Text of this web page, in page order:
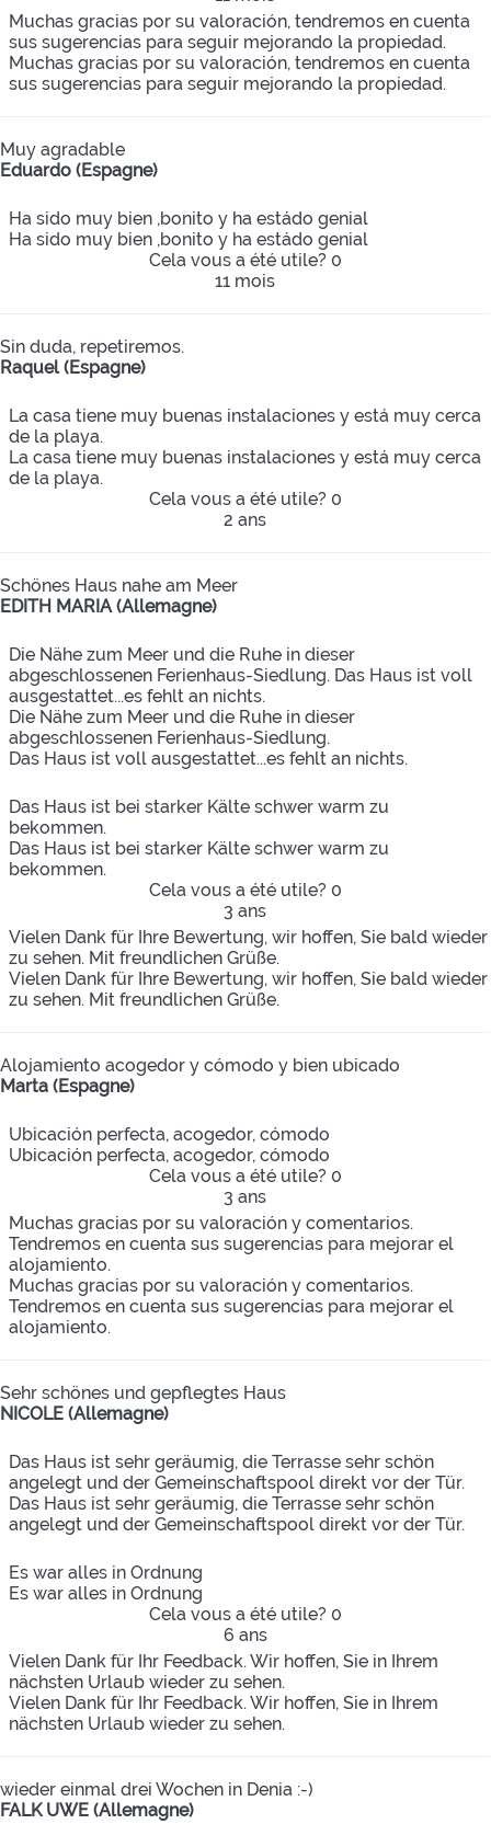
Muchas gracias por su valoración, tendremos en cuenta
sus sugerencias para seguir mejorando la propiedad.
Muchas gracias por su valoración, tendremos en cuenta
sus sugerencias para seguir mejorando la propiedad.
Muy agradable
Eduardo (Espagne)
Ha sido muy bien ,bonito y ha estádo genial
Ha sido muy bien ,bonito y ha estádo genial
Cela vous a été utile? 0
11 mois
Sin duda, repetiremos.
Raquel (Espagne)
La casa tiene muy buenas instalaciones y está muy cerca
de la playa.
La casa tiene muy buenas instalaciones y está muy cerca
de la playa.
Cela vous a été utile? 0
2 ans
Schönes Haus nahe am Meer
EDITH MARIA (Allemagne)
Die Nähe zum Meer und die Ruhe in dieser
abgeschlossenen Ferienhaus-Siedlung. Das Haus ist voll
ausgestattet...es fehlt an nichts.
Die Nähe zum Meer und die Ruhe in dieser
abgeschlossenen Ferienhaus-Siedlung.
Das Haus ist voll ausgestattet...es fehlt an nichts.
Das Haus ist bei starker Kälte schwer warm zu
bekommen.
Das Haus ist bei starker Kälte schwer warm zu
bekommen.
Cela vous a été utile? 0
3 ans
Vielen Dank für Ihre Bewertung, wir hoffen, Sie bald wieder
zu sehen. Mit freundlichen Grüße.
Vielen Dank für Ihre Bewertung, wir hoffen, Sie bald wieder
zu sehen. Mit freundlichen Grüße.
Alojamiento acogedor y cómodo y bien ubicado
Marta (Espagne)
Ubicación perfecta, acogedor, cómodo
Ubicación perfecta, acogedor, cómodo
Cela vous a été utile? 0
3 ans
Muchas gracias por su valoración y comentarios.
Tendremos en cuenta sus sugerencias para mejorar el
alojamiento.
Muchas gracias por su valoración y comentarios.
Tendremos en cuenta sus sugerencias para mejorar el
alojamiento.
Sehr schönes und gepflegtes Haus
NICOLE (Allemagne)
Das Haus ist sehr geräumig, die Terrasse sehr schön
angelegt und der Gemeinschaftspool direkt vor der Tür.
Das Haus ist sehr geräumig, die Terrasse sehr schön
angelegt und der Gemeinschaftspool direkt vor der Tür.
Es war alles in Ordnung
Es war alles in Ordnung
Cela vous a été utile? 0
6 ans
Vielen Dank für Ihr Feedback. Wir hoffen, Sie in Ihrem
nächsten Urlaub wieder zu sehen.
Vielen Dank für Ihr Feedback. Wir hoffen, Sie in Ihrem
nächsten Urlaub wieder zu sehen.
wieder einmal drei Wochen in Denia :-)
FALK UWE (Allemagne)